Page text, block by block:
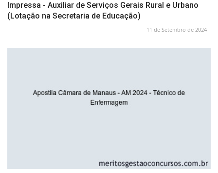
Impressa - Auxiliar de Serviços Gerais Rural e Urbano
(Lotação na Secretaria de Educação)
11 de Setembro de 2024